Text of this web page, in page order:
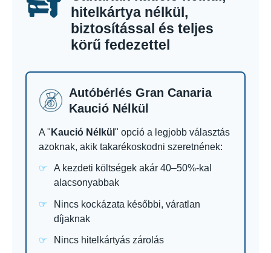
hitelkártya nélkül,
biztosítással és teljes
körű fedezettel
Autóbérlés Gran Canaria
Kaució Nélkül
A " Kaució Nélkül " opció a legjobb választás
azoknak, akik takarékoskodni szeretnének:
A kezdeti költségek akár 40–50%-kal
alacsonyabbak
Nincs kockázata későbbi, váratlan
díjaknak
Nincs hitelkártyás zárolás